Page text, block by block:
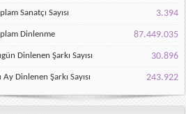
Sanatçı Sayısı 3.394
Dinlenme 87.449.035
Dinlenen Şarkı Sayısı 30.896
Ay Dinlenen Şarkı Sayısı 243.922